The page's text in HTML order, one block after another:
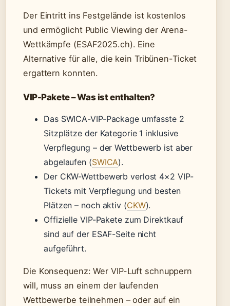
Der Eintritt ins Festgelände ist kostenlos
und ermöglicht Public Viewing der Arena-
Wettkämpfe (ESAF2025.ch). Eine
Alternative für alle, die kein Tribünen-Ticket
ergattern konnten.
VIP-Pakete – Was ist enthalten?
Das SWICA-VIP-Package umfasste 2
Sitzplätze der Kategorie 1 inklusive
Verpflegung – der Wettbewerb ist aber
abgelaufen (SWICA).
Der CKW-Wettbewerb verlost 4×2 VIP-
Tickets mit Verpflegung und besten
Plätzen – noch aktiv (CKW).
Offizielle VIP-Pakete zum Direktkauf
sind auf der ESAF-Seite nicht
aufgeführt.
Die Konsequenz: Wer VIP-Luft schnuppern
will, muss an einem der laufenden
Wettbewerbe teilnehmen – oder auf ein